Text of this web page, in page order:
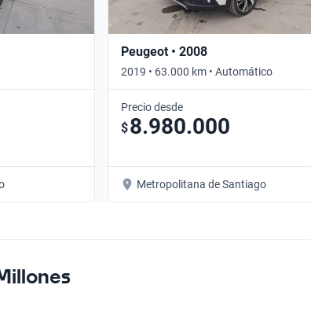
Peugeot • 2008
2019 • 63.000 km • Automático
Precio desde
$8.980.000
Metropolitana de Santiago